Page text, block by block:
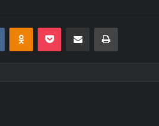
VKontakteOdnoklassniki
Pocket E-Posta ile paylaş Yazdır